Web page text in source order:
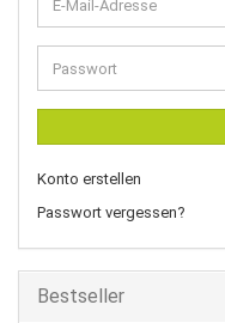
Mail-
Adresse
Passwort
Konto erstellen
Passwort vergessen?
Bestseller